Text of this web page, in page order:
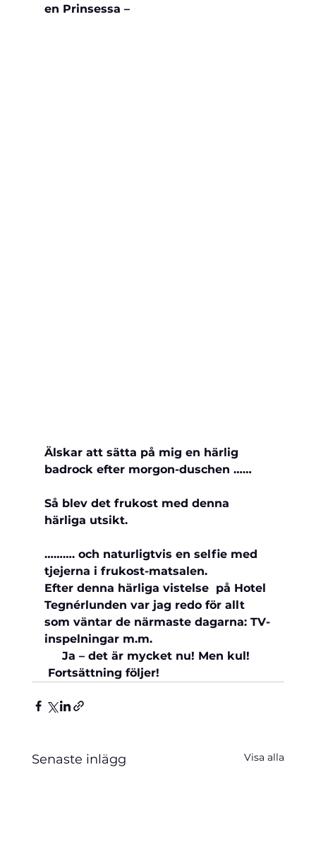
en Prinsessa –
Älskar att sätta på mig en härlig
badrock efter morgon-duschen ……
Så blev det frukost med denna
härliga utsikt.
………. och naturligtvis en selfie med
tjejerna i frukost-matsalen.
Efter denna härliga vistelse  på Hotel
Tegnérlunden var jag redo för allt
som väntar de närmaste dagarna: TV-
inspelningar m.m.
Ja – det är mycket nu! Men kul!
Fortsättning följer!
Senaste inlägg Visa alla